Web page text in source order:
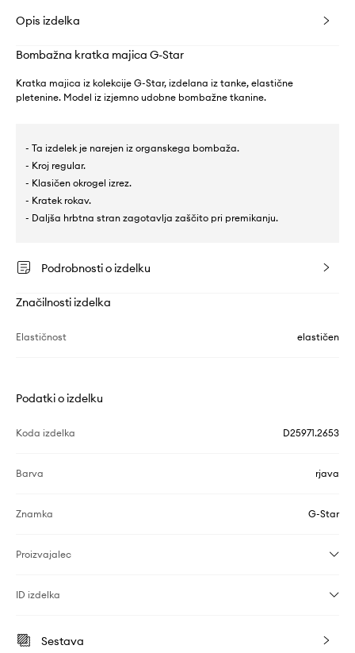
Opis izdelka
Bombažna kratka majica G-Star
Kratka majica iz kolekcije G-Star, izdelana iz tanke, elastične
pletenine. Model iz izjemno udobne bombažne tkanine.
- Ta izdelek je narejen iz organskega bombaža.
- Kroj regular.
- Klasičen okrogel izrez.
- Kratek rokav.
- Daljša hrbtna stran zagotavlja zaščito pri premikanju.
Podrobnosti o izdelku
Značilnosti izdelka
Elastičnost elastičen
Podatki o izdelku
Koda izdelka D25971.2653
Barva rjava
Znamka G-Star
Proizvajalec
ID izdelka
Sestava